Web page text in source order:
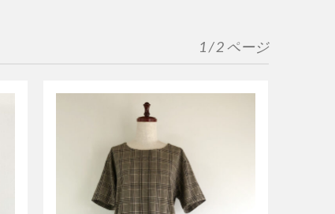
1 / 2 ページ